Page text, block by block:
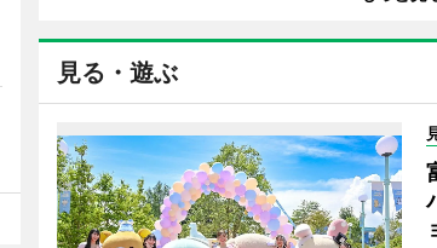
見る・遊ぶ